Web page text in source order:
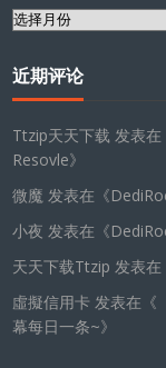
归
近期评论
Ttzip天天下载 发表在
Resovle》
微魔 发表在《
小夜 发表在《
天天下载Ttzip 发表在
虛擬信用卡 发表在《
幕每日一条~》